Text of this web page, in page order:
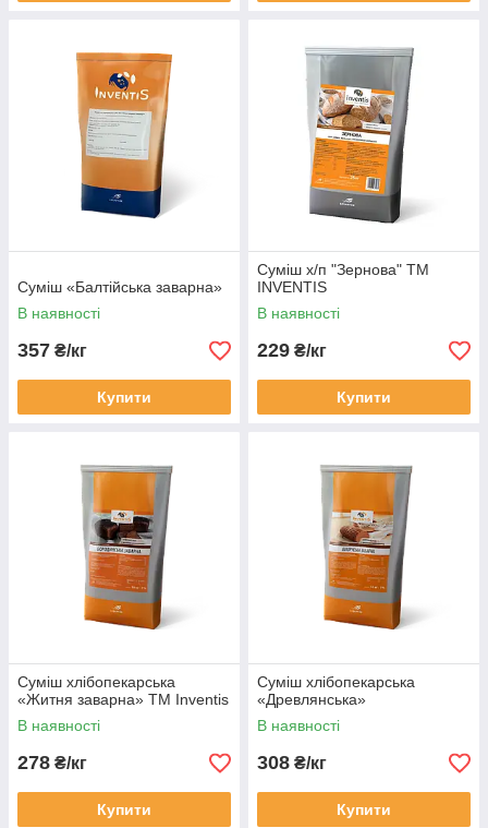
Суміш «Балтійська заварна»
В наявності
357 ₴/кг
Купити
Суміш х/п "Зернова" ТМ
INVENTIS
В наявності
229 ₴/кг
Купити
Суміш хлібопекарська
«Житня заварна» TM Inventis
В наявності
278 ₴/кг
Купити
Суміш хлібопекарська
«Древлянська»
В наявності
308 ₴/кг
Купити